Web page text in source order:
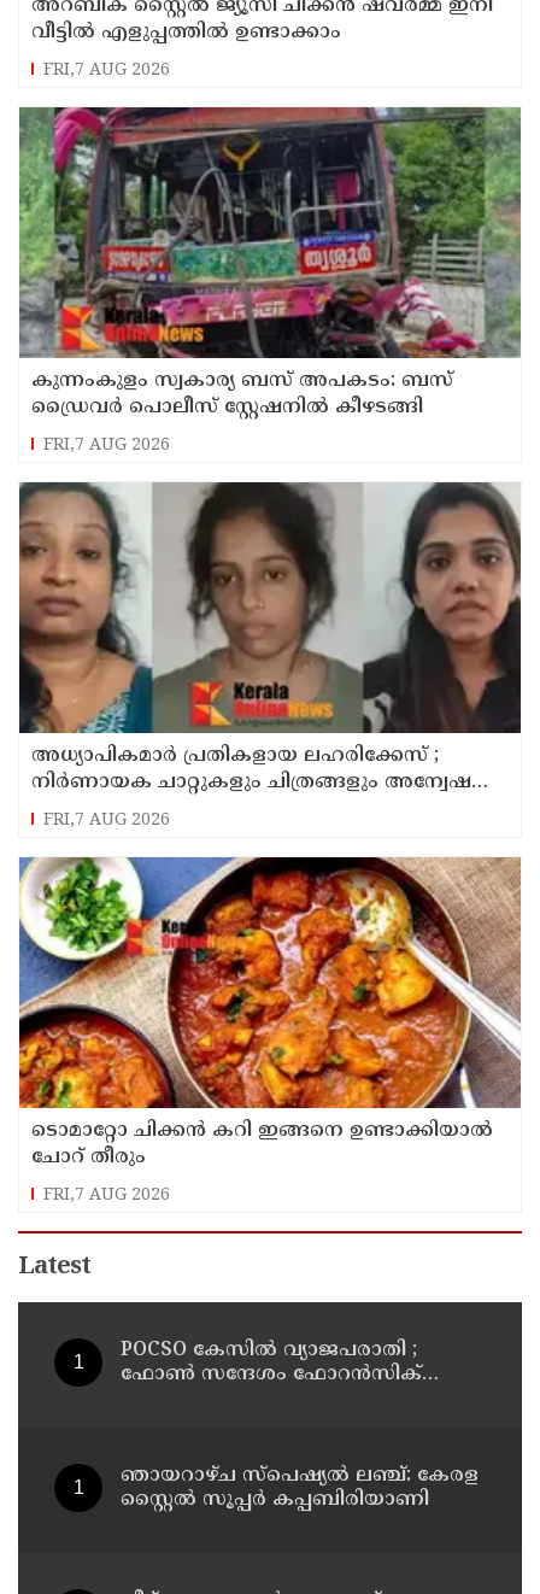
അറബിക് സ്റ്റൈൽ ജ്യൂസി ചിക്കൻ ഷവർമ്മ ഇനി
വീട്ടിൽ എളുപ്പത്തിൽ ഉണ്ടാക്കാം
FRI,7 AUG 2026
കുന്നംകുളം സ്വകാര്യ ബസ് അപകടം: ബസ്
ഡ്രൈവർ പൊലീസ് സ്റ്റേഷനിൽ കീഴടങ്ങി
FRI,7 AUG 2026
അധ്യാപികമാര്‍ പ്രതികളായ ലഹരിക്കേസ് ;
നിർണായക ചാറ്റുകളും ചിത്രങ്ങളും അന്വേഷണ
സംഘത്തിന്
FRI,7 AUG 2026
ടൊമാറ്റോ ചിക്കൻ കറി ഇങ്ങനെ ഉണ്ടാക്കിയാൽ
ചോറ് തീരും
FRI,7 AUG 2026
Latest
POCSO കേസിൽ വ്യാജപരാതി ;
ഫോൺ സന്ദേശം ഫോറൻസിക്
ഞായറാഴ്ച സ്പെഷ്യൽ ലഞ്ച്: കേരള
സ്റ്റൈൽ സൂപ്പർ കപ്പബിരിയാണി